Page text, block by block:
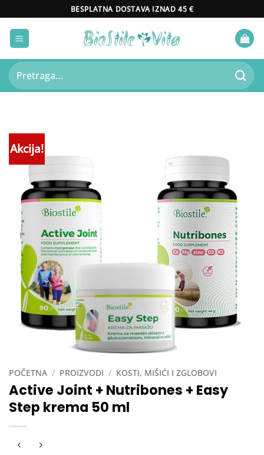
to
content
BESPLATNA DOSTAVA IZNAD 45 €
Pretraži:
Akcija!
POČETNA / PROIZVODI / KOSTI, MIŠIĆI I ZGLOBOVI
Active Joint + Nutribones + Easy
Step krema 50 ml